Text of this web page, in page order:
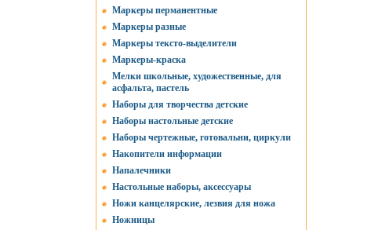
Маркеры перманентные
Маркеры разные
Маркеры тексто-выделители
Маркеры-краска
Мелки школьные, художественные, для
асфальта, пастель
Наборы для творчества детские
Наборы настольные детские
Наборы чертежные, готовальни, циркули
Накопители информации
Напалечники
Настольные наборы, аксессуары
Ножи канцелярские, лезвия для ножа
Ножницы